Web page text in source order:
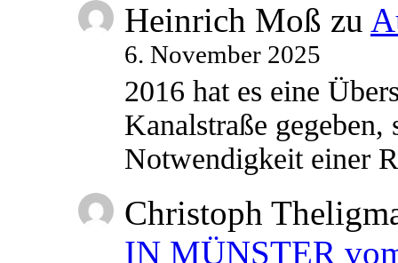
Heinrich Moß zu
6. November 2025
2016 hat es eine
Kanalstraße
Notwendigkeit einer
Christoph
IN MÜNSTER